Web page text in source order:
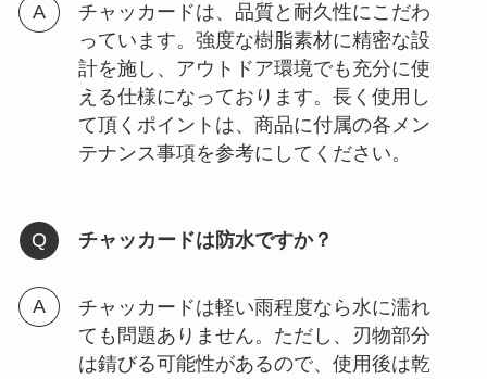
チャッカードは、品質と耐久性にこだわ
っています。強度な樹脂素材に精密な設
計を施し、アウトドア環境でも充分に使
える仕様になっております。長く使用し
て頂くポイントは、商品に付属の各メン
テナンス事項を参考にしてください。
チャッカードは防水ですか？
チャッカードは軽い雨程度なら水に濡れ
ても問題ありません。ただし、刃物部分
は錆びる可能性があるので、使用後は乾